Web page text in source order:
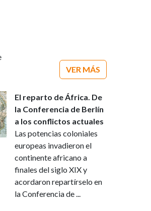
VER MÁS
El reparto de África. De
la Conferencia de Berlín
a los conflictos actuales
Las potencias coloniales
europeas invadieron el
continente africano a
finales del siglo XIX y
acordaron repartírselo en
la Conferencia de ...